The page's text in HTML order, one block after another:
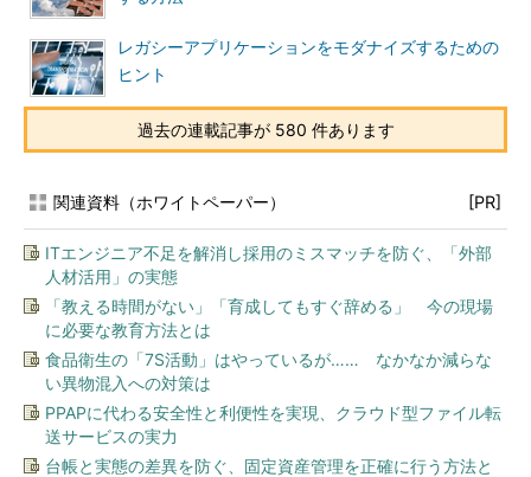
レガシーアプリケーションをモダナイズするための
ヒント
過去の連載記事が 580 件あります
関連資料（ホワイトペーパー） [PR]
ITエンジニア不足を解消し採用のミスマッチを防ぐ、「外部
人材活用」の実態
「教える時間がない」「育成してもすぐ辞める」 今の現場
に必要な教育方法とは
食品衛生の「7S活動」はやっているが…… なかなか減らな
い異物混入への対策は
PPAPに代わる安全性と利便性を実現、クラウド型ファイル転
送サービスの実力
台帳と実態の差異を防ぐ、固定資産管理を正確に行う方法と